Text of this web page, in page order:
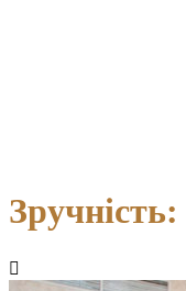
Зручність: